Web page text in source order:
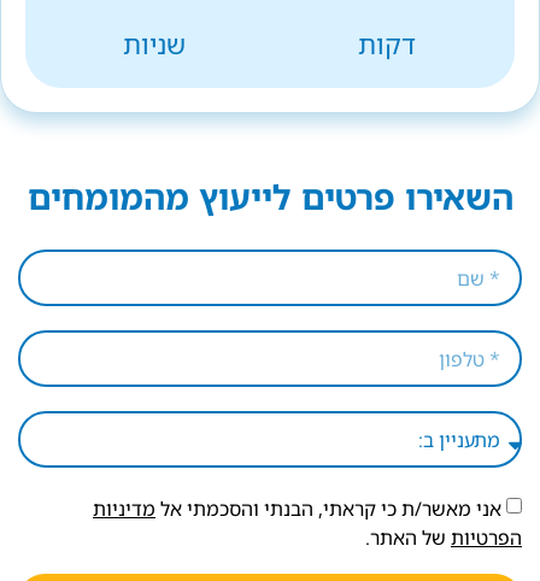
דקות
שניות
השאירו פרטים לייעוץ מהמומחים
אני מאשר/ת כי קראתי, הבנתי והסכמתי אל מדיניות
הפרטיות של האתר.